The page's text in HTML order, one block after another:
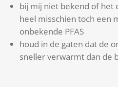
bij mij niet bekend of het
heel misschien toch een
onbekende PFAS
houd in de gaten dat de
sneller verwarmt dan de